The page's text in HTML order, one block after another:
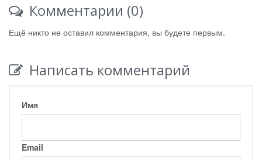
Комментарии (0)
Ещё никто не оставил комментария, вы будете первым.
Написать комментарий
Имя
Email